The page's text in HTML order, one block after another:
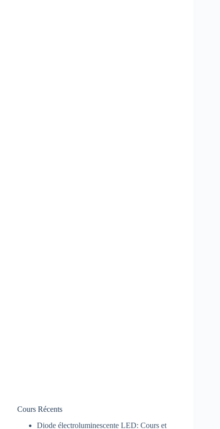
Cours Récents
Diode électroluminescente LED: Cours et